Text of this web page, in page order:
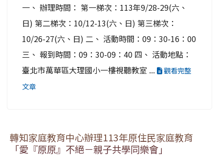
一、 辦理時間： 第一梯次：113年9/28-29(六、
日) 第二梯次：10/12-13(六、日) 第三梯次：
10/26-27(六、日) 二、 活動時間：09：30-16：00
三、 報到時間：09：30-09：40 四、 活動地點：
臺北市萬華區大理國小一樓視聽教室 ...
觀看完整
文章
轉知家庭教育中心辦理113年原住民家庭教育
「愛『原原』不絕－親子共學同樂會」